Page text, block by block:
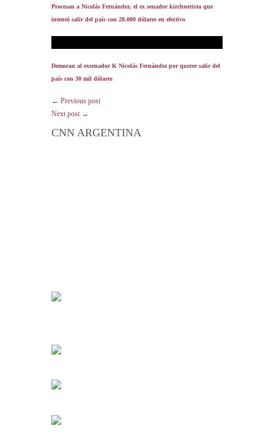
Procesan a Nicolás Fernández, el ex senador kirchnerista que
intentó salir del país con 28.000 dólares en efectivo
Demoran al exsenador K Nicolás Fernández por querer salir del
país con 30 mil dólares
← Previous post
Next post →
CNN ARGENTINA